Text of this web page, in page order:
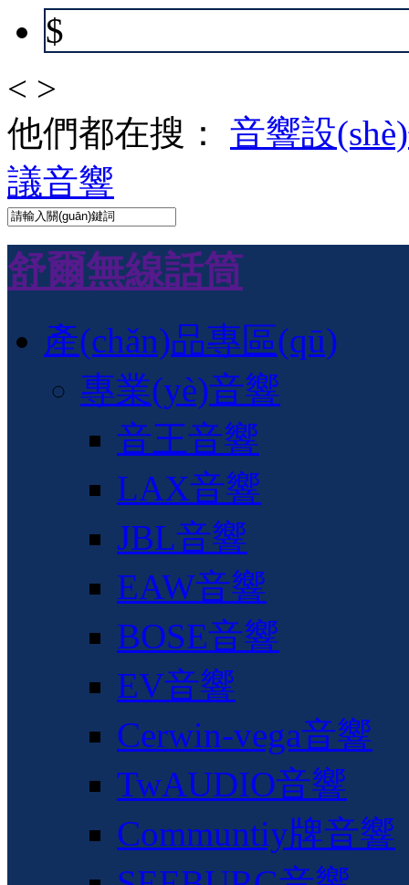
$
< >
他們都在搜： 音響設
議音響
舒爾無線話筒
產(chǎn)品專區(qū)
專業(yè)音響
音王音響
LAX音響
JBL音響
EAW音響
BOSE音響
EV音響
Cerwin-vega音響
TwAUDIO音響
Communtiy牌音響